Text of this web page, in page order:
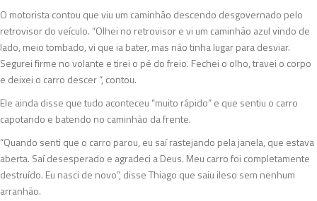
O motorista contou que viu um caminhão descendo desgovernado pelo
retrovisor do veículo. “Olhei no retrovisor e vi um caminhão azul vindo de
lado, meio tombado, vi que ia bater, mas não tinha lugar para desviar.
Segurei firme no volante e tirei o pé do freio. Fechei o olho, travei o corpo
e deixei o carro descer “, contou.
Ele ainda disse que tudo aconteceu “muito rápido” e que sentiu o carro
capotando e batendo no caminhão da frente.
“Quando senti que o carro parou, eu saí rastejando pela janela, que estava
aberta. Saí desesperado e agradeci a Deus. Meu carro foi completamente
destruído. Eu nasci de novo”, disse Thiago que saiu ileso sem nenhum
arranhão.